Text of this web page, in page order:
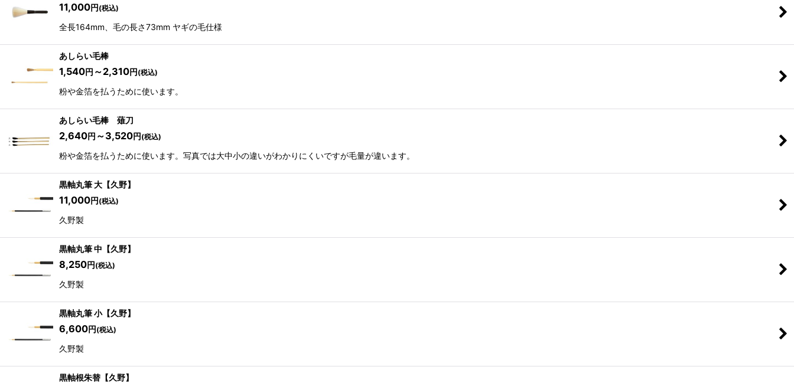
11,000円 (税込)
全長164mm、毛の長さ73mm ヤギの毛仕様
あしらい毛棒
1,540円 ～2,310円 (税込)
粉や金箔を払うために使います。
あしらい毛棒 薙刀
2,640円 ～3,520円 (税込)
粉や金箔を払うために使います。写真では大中小の違いがわかりにくいですが毛量が違います。
黒軸丸筆 大【久野】
11,000円 (税込)
久野製
黒軸丸筆 中【久野】
8,250円 (税込)
久野製
黒軸丸筆 小【久野】
6,600円 (税込)
久野製
黒軸根朱替【久野】